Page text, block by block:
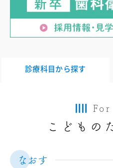
診療科目から探す
こどもの
なおす